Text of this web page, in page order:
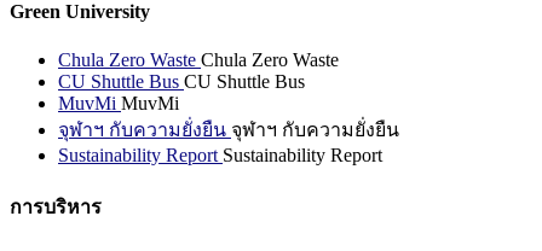
Green University
Chula Zero Waste Chula Zero Waste
CU Shuttle Bus CU Shuttle Bus
MuvMi MuvMi
จุฬาฯ กับความยั่งยืน จุฬาฯ กับความยั่งยืน
Sustainability Report Sustainability Report
การบริหาร